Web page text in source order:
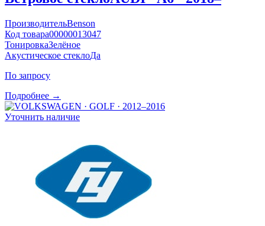
ПроизводительBenson
Код товара00000013047
ТонировкаЗелёное
Акустическое стеклоДа
По запросу
Подробнее →
Уточнить наличие